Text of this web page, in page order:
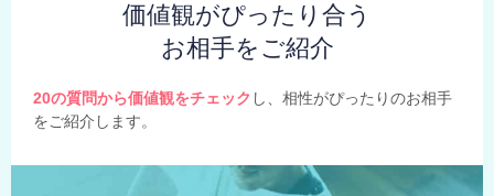
価値観がぴったり合う
お相手をご紹介
20の質問から価値観をチェック し、相性がぴったりのお相手
をご紹介します。